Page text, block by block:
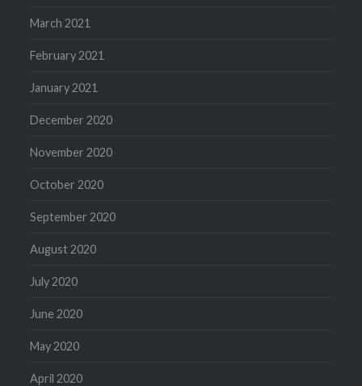
March 2021
February 2021
January 2021
December 2020
November 2020
October 2020
September 2020
August 2020
July 2020
June 2020
May 2020
April 2020